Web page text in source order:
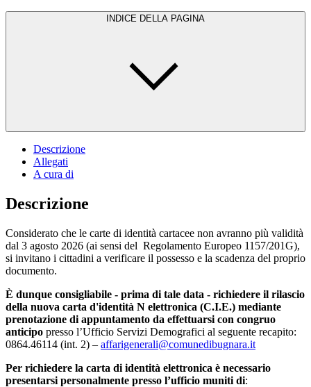
INDICE DELLA PAGINA
Descrizione
Allegati
A cura di
Descrizione
Considerato che le carte di identità cartacee non avranno più validità
dal 3 agosto 2026 (ai sensi del Regolamento Europeo 1157/201G),
si invitano i cittadini a verificare il possesso e la scadenza del proprio
documento.
È dunque consigliabile - prima di tale data - richiedere il rilascio
della nuova carta d'identità N elettronica (C.I.E.) mediante
prenotazione di appuntamento da effettuarsi con congruo
anticipo presso l’Ufficio Servizi Demografici al seguente recapito:
0864.46114 (int. 2) – affarigenerali@comunedibugnara.it
Per richiedere la carta di identità elettronica è necessario
presentarsi personalmente presso l’ufficio muniti di: